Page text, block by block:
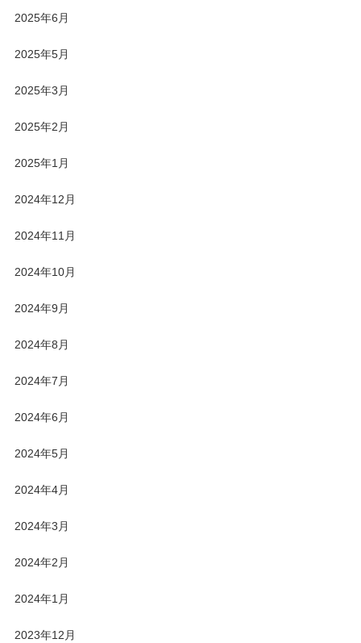
2025年6月
2025年5月
2025年3月
2025年2月
2025年1月
2024年12月
2024年11月
2024年10月
2024年9月
2024年8月
2024年7月
2024年6月
2024年5月
2024年4月
2024年3月
2024年2月
2024年1月
2023年12月